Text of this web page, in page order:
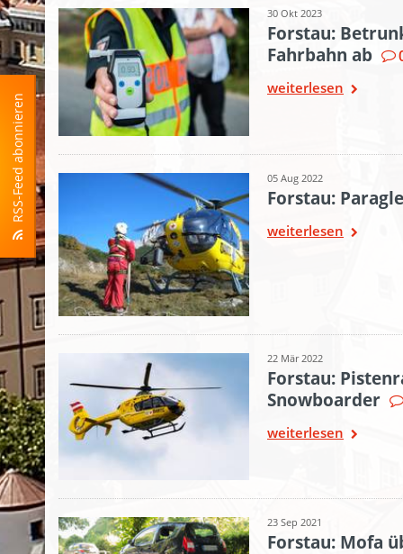
RSS-Feed abonnieren
30 Okt 2023
Forstau:
Fahrbahn ab
weiterlesen
05 Aug 2022
Forstau:
weiterlesen
22 Mär 2022
Forstau:
Snowboarder
weiterlesen
23 Sep 2021
Forstau: Mofa